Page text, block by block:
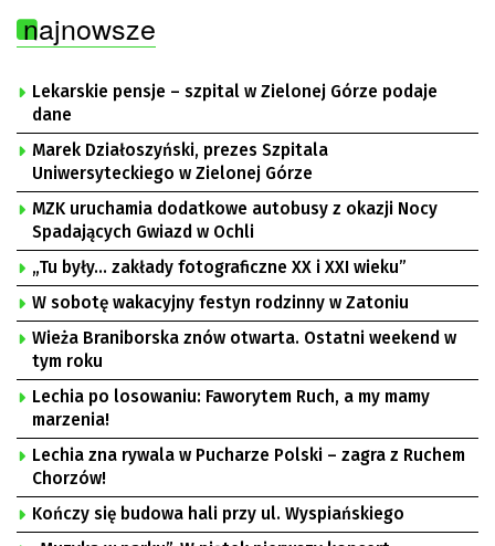
najnowsze
Lekarskie pensje – szpital w Zielonej Górze podaje
dane
Marek Działoszyński, prezes Szpitala
Uniwersyteckiego w Zielonej Górze
MZK uruchamia dodatkowe autobusy z okazji Nocy
Spadających Gwiazd w Ochli
„Tu były… zakłady fotograficzne XX i XXI wieku”
W sobotę wakacyjny festyn rodzinny w Zatoniu
Wieża Braniborska znów otwarta. Ostatni weekend w
tym roku
Lechia po losowaniu: Faworytem Ruch, a my mamy
marzenia!
Lechia zna rywala w Pucharze Polski – zagra z Ruchem
Chorzów!
Kończy się budowa hali przy ul. Wyspiańskiego